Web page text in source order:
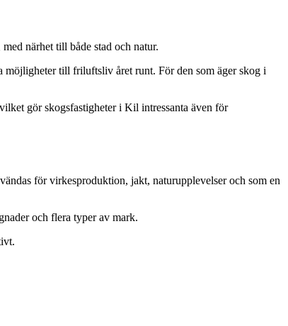
närhet till både stad och natur.
möjligheter till friluftsliv året runt. För den som äger skog i
gör skogsfastigheter i Kil intressanta även för
för virkesproduktion, jakt, naturupplevelser och som en
och flera typer av mark.